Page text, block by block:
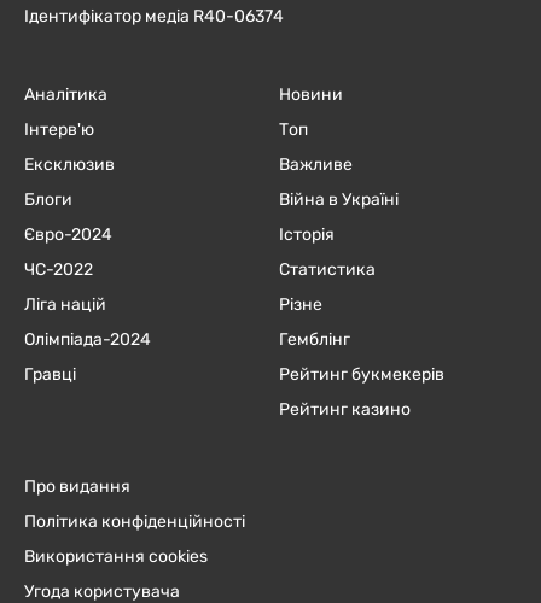
Ідентифікатор медіа R40-06374
Аналітика
Інтерв'ю
Ексклюзив
Блоги
Євро-2024
ЧC-2022
Ліга націй
Олімпіада-2024
Гравці
Новини
Топ
Важливе
Війна в Україні
Історія
Статистика
Різне
Гемблінг
Рейтинг букмекерів
Рейтинг казино
Про видання
Політика конфіденційності
Використання cookies
Угода користувача